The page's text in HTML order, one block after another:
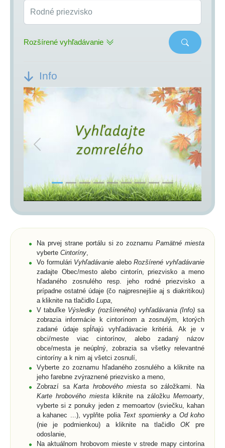
Rodné priezvisko
Rozšírené vyhľadávanie
Info
Previous Next
Na prvej strane portálu si zo zoznamuPamätné miesta
vyberte Cintoríny
Vo formulári Vyhľadávanie aleboRozšírené vyhľadávanie
zadajte Obec/mesto alebo cintorín, priezvisko a meno
hľadaného zosnulého resp. jeho rodné priezvisko a
prípadne ostatné údaje (čo najpresnejšie aj s diakritikou)
a kliknite na tlačidlo Lupa
V tabuľke Výsledky (rozšíreného) vyhľadávania (Info)sa
zobrazia informácie k cintorínom a zosnulým, ktorých
zadané údaje spĺňajú vyhľadávacie kritériá. Ak je v
obci/meste viac cintorínov, alebo zadaný názov
obce/mesta je neúplný, zobrazia sa všetky relevantné
cintoríny a k nim aj všetci zosnulí,
Vyberte zo zoznamu hľadaného zosnulého a kliknite na
jeho farebne zvýraznené priezvisko a meno,
Zobrazí saKarta hrobového miesta so záložkami. Na
Karte hrobového miesta kliknite na záložku Memoarty
vyberte si z ponuky jeden z memoartov (sviečku, kahan
a kahanec ...), vyplňte polia Text spomienkya Od koho
(nie je podmienkou) a kliknite na tlačidlo OKpre
odoslanie,
Na aktuálnom hrobovom mieste v strede mapy cintorína